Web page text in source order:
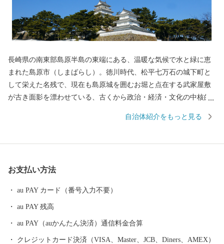
長崎県の南東部島原半島の東端にある、温暖な気候で水と緑に恵
まれた島原市（しまばらし）。徳川時代、松平七万石の城下町と
して栄えた名残で、現在も島原城を囲むお堀と点在する武家屋敷
が古き面影を漂わせている、古くから政治・経済・文化の中核的
した雲仙普賢岳の溶岩ドーム「平成新山」、東には「有明海」を
でもあります。肥沃な大地の恩恵を受け、豊かな農業地帯が生み
出す、四季折々多種多様な島原産のブランド野菜の数々。ミネラ
モノの魚介類。さらには、魅力的で質が高い肉を生産する畜産業
や素材力を存分に活かした加工品など島原には“美味しい”がいっ
自治体紹介をもっと見る
お支払い方法
au PAY カード（番号入力不要）
au PAY 残高
au PAY（auかんたん決済）通信料金合算
クレジットカード決済（VISA、Master、JCB、Diners、AMEX）